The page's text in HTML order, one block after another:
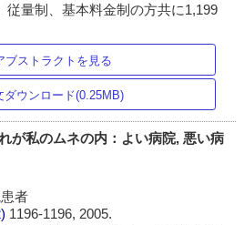
従量制、基本料金制の方共に1,199
ブストラクトを見る
ダウンロード(0.25MB)
が私のムネの内：よい病院, 悪い病
者
1196-1196, 2005.